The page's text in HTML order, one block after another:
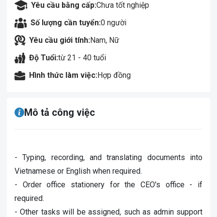
Yêu cầu bằng cấp:Chưa tốt nghiệp
Số lượng cần tuyển:0 người
Yêu cầu giới tính:Nam, Nữ
Độ Tuổi:từ 21 - 40 tuổi
Hình thức làm việc:Hợp đồng
Mô tả công việc
- Typing, recording, and translating documents into
Vietnamese or English when required.
- Order office stationery for the CEO's office - if
required.
- Other tasks will be assigned, such as admin support